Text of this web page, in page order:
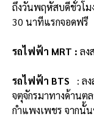
ถึงวันพฤหัสบดีชั่วโม
30 นาทีแรกจอดฟรี
รถไฟฟ้า MRT : ลง
รถไฟฟ้า BTS : ล
จตุจักรมาทางด้านต
กำแพงเพชร จากนั้